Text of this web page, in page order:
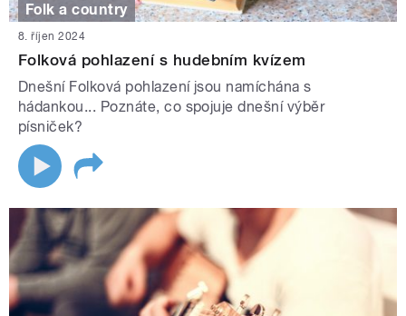
Folk a country
8. říjen 2024
Folková pohlazení s hudebním kvízem
Dnešní Folková pohlazení jsou namíchána s
hádankou... Poznáte, co spojuje dnešní výběr
písniček?